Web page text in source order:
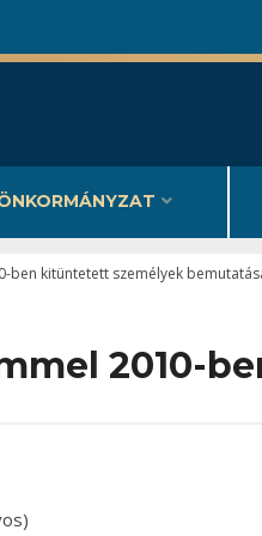
ben kitüntetett személyek
2010-